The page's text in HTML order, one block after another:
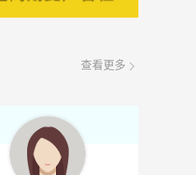
查看更多